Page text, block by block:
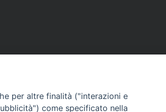
per altre finalità ("interazioni e
come specificato nella